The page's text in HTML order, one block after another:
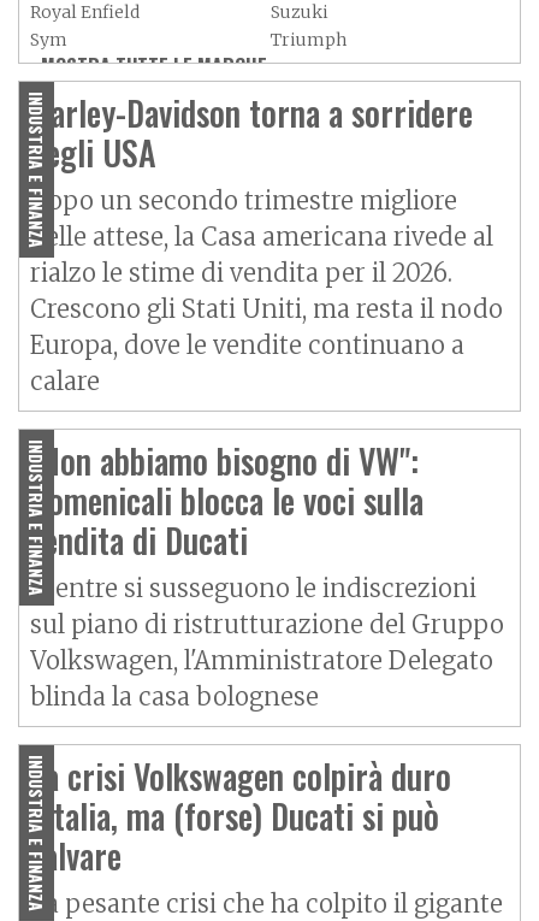
Royal Enfield
Suzuki
Sym
Triumph
Vespa
Yamaha
Adiva
Aeon
Aspes
Axy
MOSTRA TUTTE LE MARCHE »
INDUSTRIA E FINANZA
Harley-Davidson torna a sorridere
negli USA
Dopo un secondo trimestre migliore
delle attese, la Casa americana rivede al
rialzo le stime di vendita per il 2026.
Crescono gli Stati Uniti, ma resta il nodo
Europa, dove le vendite continuano a
calare
INDUSTRIA E FINANZA
"Non abbiamo bisogno di VW":
Domenicali blocca le voci sulla
vendita di Ducati
Mentre si susseguono le indiscrezioni
sul piano di ristrutturazione del Gruppo
Volkswagen, l'Amministratore Delegato
blinda la casa bolognese
INDUSTRIA E FINANZA
La crisi Volkswagen colpirà duro
l'Italia, ma (forse) Ducati si può
salvare
La pesante crisi che ha colpito il gigante